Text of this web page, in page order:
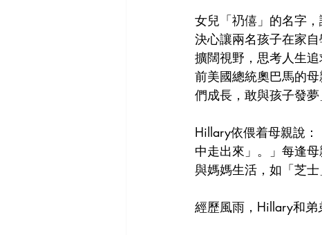
女兒「礽僖」的名字
決心讓兩名孩子在家
擴闊視野，思考人生
前美國總統奧巴馬的
們成長，敢與孩子發夢
Hillary依偎着母親說
中走出來」。」每逢
與媽媽生活，如「芝士
經歷風雨，Hillary和弟